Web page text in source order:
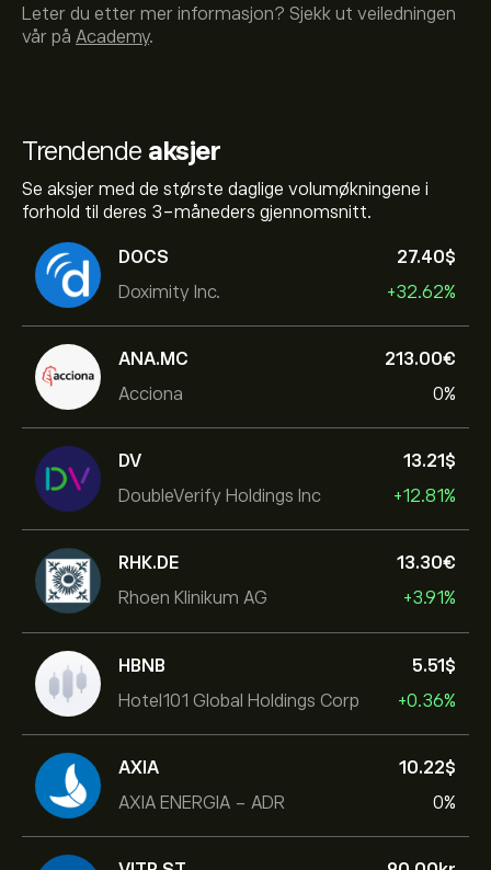
Trendende aksjer
Se aksjer med de største daglige volumøkningene i
forhold til deres 3-måneders gjennomsnitt.
DOCS
Doximity Inc.
27.40‎$‎
+32.62%
ANA.MC
Acciona
213.00‎€‎
0%
DV
DoubleVerify Holdings Inc
13.21‎$‎
+12.81%
RHK.DE
Rhoen Klinikum AG
13.30‎€‎
+3.91%
HBNB
Hotel101 Global Holdings Corp
5.51‎$‎
+0.36%
AXIA
AXIA ENERGIA - ADR
10.22‎$‎
0%
Leter du etter mer informasjon? Sjekk ut veiledningen
vår på Academy.